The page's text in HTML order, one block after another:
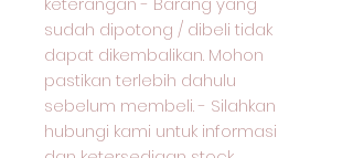
sudah dipotong / dibeli tidak
dapat dikembalikan. Mohon
pastikan terlebih dahulu
sebelum membeli. - Silahkan
hubungi kami untuk informasi